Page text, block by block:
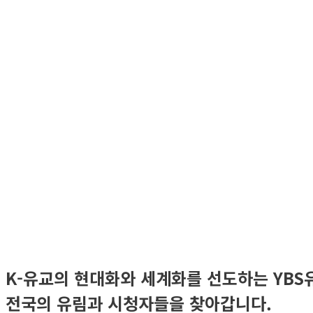
K-유교의 현대화와 세계화를 선도하는 YBS
전국의 유림과 시청자들을 찾아갑니다.